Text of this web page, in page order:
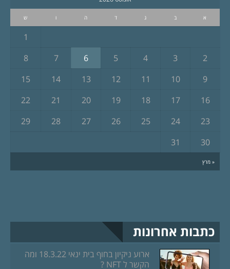
א ב ג ד ה ו ש
« מרץ
1
2
3
4
5
6
7
8
9
10
11
12
13
14
15
16
17
18
19
20
21
22
23
24
25
26
27
28
29
30
31
כתבות אחרונות
ארוע ניקיון בחוף בית ינאי 18.3.22 ומה
הקשר ל NFT ?